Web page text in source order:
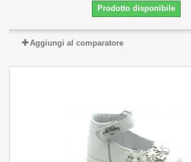
Prodotto disponibile
Aggiungi al comparatore